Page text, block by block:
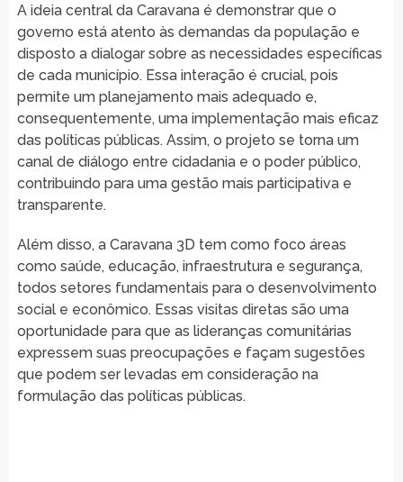
A ideia central da Caravana é demonstrar que o
governo está atento às demandas da população e
disposto a dialogar sobre as necessidades específicas
de cada município. Essa interação é crucial, pois
permite um planejamento mais adequado e,
consequentemente, uma implementação mais eficaz
das políticas públicas. Assim, o projeto se torna um
canal de diálogo entre cidadania e o poder público,
contribuindo para uma gestão mais participativa e
transparente.
Além disso, a Caravana 3D tem como foco áreas
como saúde, educação, infraestrutura e segurança,
todos setores fundamentais para o desenvolvimento
social e econômico. Essas visitas diretas são uma
oportunidade para que as lideranças comunitárias
expressem suas preocupações e façam sugestões
que podem ser levadas em consideração na
formulação das políticas públicas.